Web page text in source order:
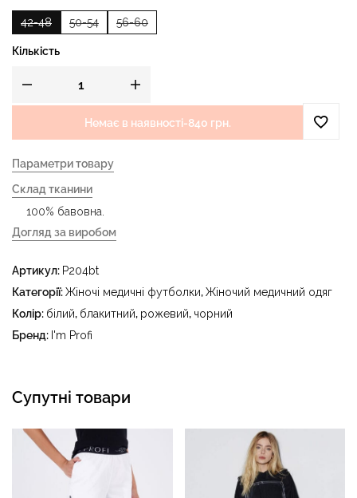
42-48 50-54 56-60
Кількість
Немає в наявності-840 грн.
Параметри товару
Склад тканини
100% бавовна.
Догляд за виробом
прасувати за температури праски до 150 °C - не
відбілювати - суха чистка з використанням
тетрахлоретилену (перхлоретилену) та вуглеводів
температури до 40 °C
Артикул: P204bt
Категорії:Жіночі медичні футболки,Жіночий медичний одяг
Колір: білий, блакитний, рожевий, чорний
Бренд: I'm Profi
Супутні товари